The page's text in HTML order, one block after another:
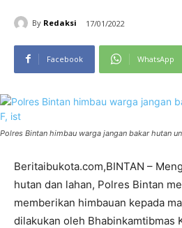
By Redaksi 17/01/2022
Facebook WhatsApp
Polres Bintan himbau warga jangan bakar hutan
Beritaibukota.com,BINTAN –
hutan dan lahan, Polres Bintan
memberikan himbauan kepada
dilakukan oleh Bhabinkamtibmas